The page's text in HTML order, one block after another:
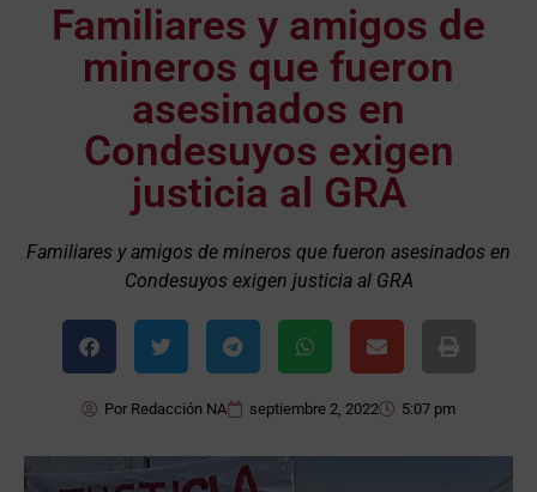
Familiares y amigos de
mineros que fueron
asesinados en
Condesuyos exigen
justicia al GRA
Familiares y amigos de mineros que fueron asesinados en
Condesuyos exigen justicia al GRA
Por Redacción NA septiembre 2, 2022 5:07 pm